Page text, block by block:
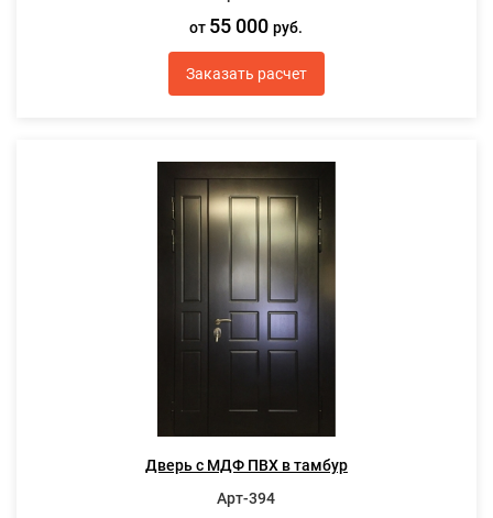
от 55 000руб.
Заказать расчет
Дверь с МДФ ПВХ в тамбур
Арт-394